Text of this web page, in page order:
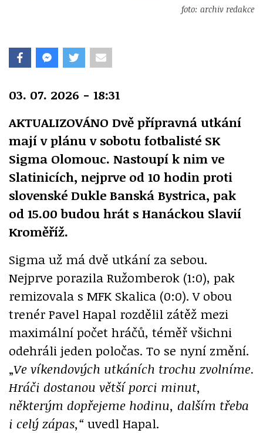
foto: archiv redakce
03. 07. 2026 - 18:31
AKTUALIZOVÁNO Dvě přípravná utkání
mají v plánu v sobotu fotbalisté SK
Sigma Olomouc. Nastoupí k nim ve
Slatinicích, nejprve od 10 hodin proti
slovenské Dukle Banská Bystrica, pak
od 15.00 budou hrát s Hanáckou Slavií
Kroměříž.
Sigma už má dvě utkání za sebou.
Nejprve porazila Ružomberok (1:0), pak
remizovala s MFK Skalica (0:0). V obou
trenér Pavel Hapal rozdělil zátěž mezi
maximální počet hráčů, téměř všichni
odehráli jeden poločas. To se nyní změní.
„Ve víkendových utkáních trochu zvolníme.
Hráči dostanou větší porci minut,
některým dopřejeme hodinu, dalším třeba
i celý zápas,“ uvedl Hapal.